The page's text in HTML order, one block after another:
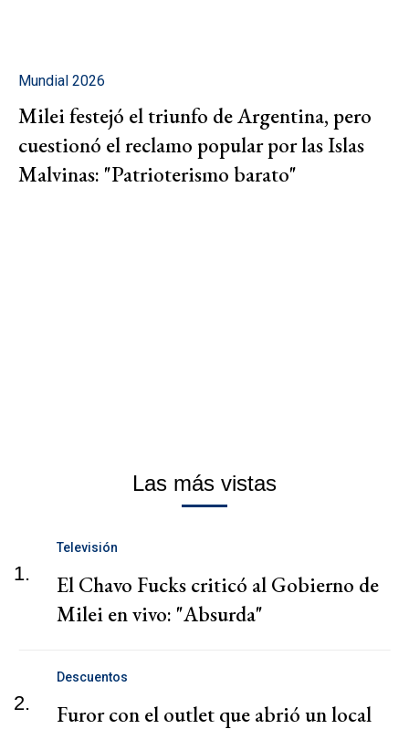
Mundial 2026
Milei festejó el triunfo de Argentina, pero
cuestionó el reclamo popular por las Islas
Malvinas: "Patrioterismo barato"
Las más vistas
1.
Televisión
El Chavo Fucks criticó al Gobierno de
Milei en vivo: "Absurda"
2.
Descuentos
Furor con el outlet que abrió un local